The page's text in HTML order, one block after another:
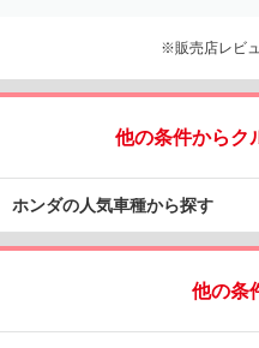
※販売店レビ
他の条件からク
ホンダの人気車種から探す
他の条